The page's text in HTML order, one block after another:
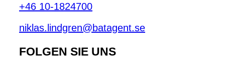
+46 10-1824700
niklas.lindgren@batagent.se
FOLGEN SIE UNS